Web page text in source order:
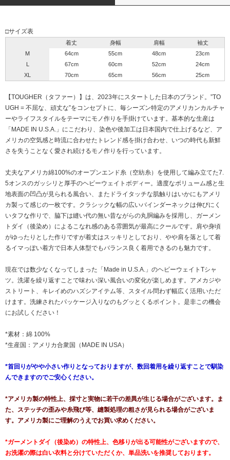
□サイズ表
着丈 身幅 肩幅
袖丈
M
64cm 55cm 48cm
23cm
L
67cm 60cm 52cm
24cm
XL
70cm 65cm 56cm 25cm
【TOUGHER（タファー）】は、2023年にスタートした日本のブランド。”TO
UGH = 不屈な、頑丈な”をコンセプトに、毎シーズン特定のアメリカンカルチャ
ーやライフスタイルをテーマにモノ作りを手掛けています。基本的な生産は
「MADE IN U.S.A.」にこだわり、染色や後加工は日本国内で仕上げるなど、ア
メリカの空気感と時流に合わせたトレンド感を掛け合わせ、いつの時代も新鮮
さを失うことなく愛され続けるモノ作りを行っています。
丈夫なアメリカ綿100%のオープンエンド糸（空紡糸）を使用して編み立てた7.
5オンスのガッシリと厚手のヘビーウェイトボディー。適度なボリューム感と生
地表面の凹凸が見られる風合い、またドライタッチな肌触りはいかにもアメリ
カ製って感じの一枚です。クラシックな幅の広いバインダーネックは伸びにく
いタフな作りで、脇下は縫い代の無い昔ながらの丸胴編みを採用し、ガーメン
トダイ（後染め）によるこなれ感のある雰囲気が最高にクールです。肩や身頃
がゆったりとした作りですが着丈はスッキリとしており、やや肩を落として着
るイマっぽい着方で日本人体型でもバランス良く着用できるのも魅力です。
現在では数少なくなってしまった「Made in U.S.A.」のヘビーウェイトTシャ
ツ。洗濯を繰り返すことで味わい深い風合いの変化が楽しめます。アメカジや
ストリート、キレイめのハズシアイテム等、スタイル問わず幅広く活用いただ
けます。洗練されたパッケージ入りなのもグッとくるポイント。是非この機会
にお試しください！
*素材：綿 100%
*生産国：アメリカ合衆国（MADE IN USA）
*首回りがやや小さい作りとなっておりますが、数回着用を繰り返すことで馴染
んできますのでご安心ください。
*アメリカ製の特性上、採寸と実物に若干の差異が生じる場合がございます。ま
た、ステッチの歪みや糸飛び等、縫製処理の粗さが見られる場合がございま
す。アメリカ製にご理解のうえでお買い求めください。
*ガーメントダイ（後染め）の特性上、色移りが出る可能性がございますので、
お洗濯の際は白い衣料と分けていただくか、単品洗いを推奨しております。